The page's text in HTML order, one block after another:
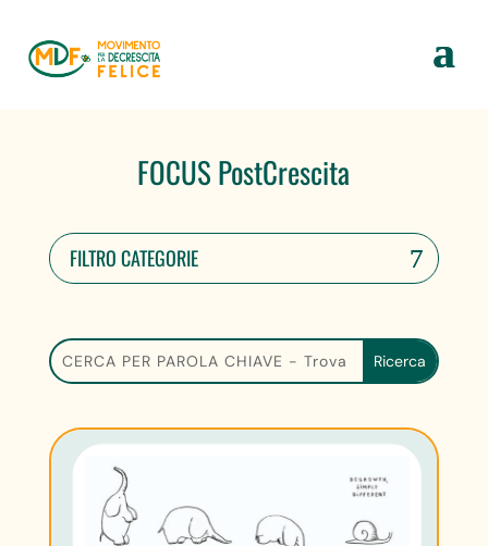
FOCUS PostCrescita
FILTRO CATEGORIE